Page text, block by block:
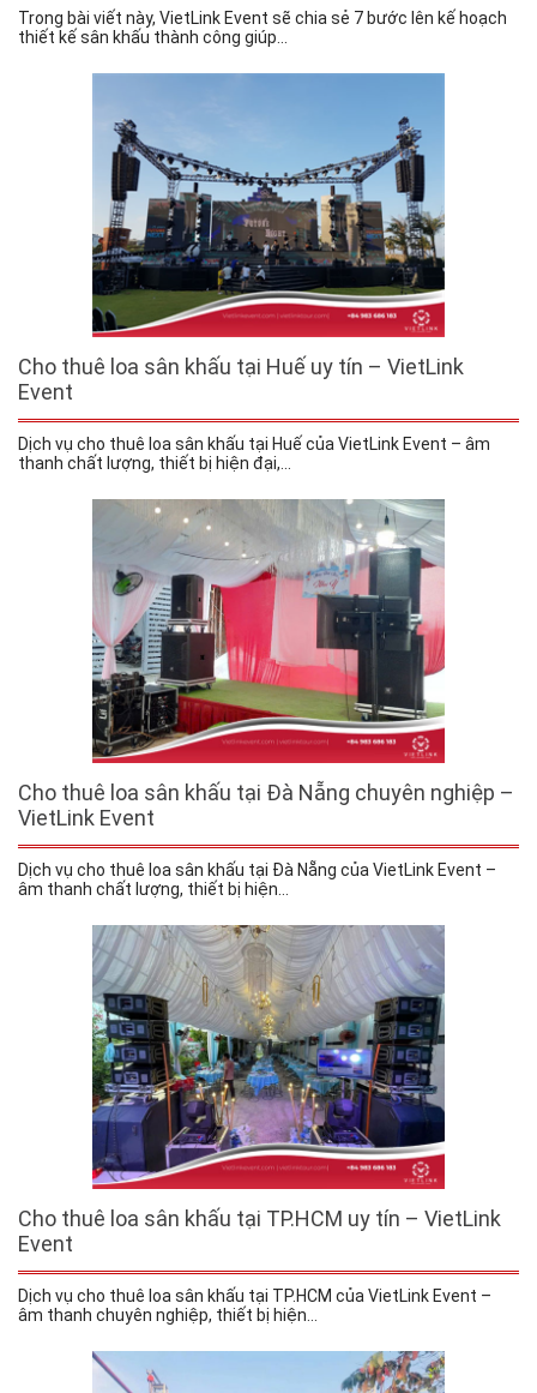
Trong bài viết này, VietLink Event sẽ chia sẻ 7 bước lên kế hoạch
thiết kế sân khấu thành công giúp...
Cho thuê loa sân khấu tại Huế uy tín – VietLink
Event
Dịch vụ cho thuê loa sân khấu tại Huế của VietLink Event – âm
thanh chất lượng, thiết bị hiện đại,...
Cho thuê loa sân khấu tại Đà Nẵng chuyên nghiệp –
VietLink Event
Dịch vụ cho thuê loa sân khấu tại Đà Nẵng của VietLink Event –
âm thanh chất lượng, thiết bị hiện...
Cho thuê loa sân khấu tại TP.HCM uy tín – VietLink
Event
Dịch vụ cho thuê loa sân khấu tại TP.HCM của VietLink Event –
âm thanh chuyên nghiệp, thiết bị hiện...